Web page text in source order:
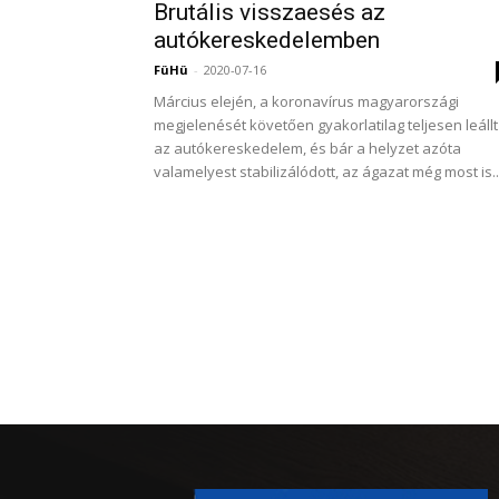
Brutális visszaesés az
autókereskedelemben
FüHü - 2020-07-16
Március elején, a koronavírus magyarországi
megjelenését követően gyakorlatilag teljesen leállt
az autókereskedelem, és bár a helyzet azóta
valamelyest stabilizálódott, az ágazat még most